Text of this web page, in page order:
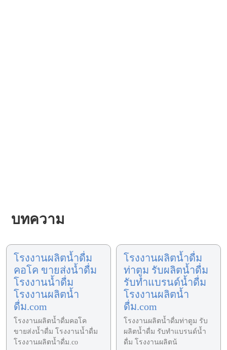
บทความ
โรงงานผลิตน้ำดื่ม
คอโค ขายส่งน้ำดื่ม
โรงงานน้ำดื่ม
โรงงานผลิตน้ำ
ดื่ม.com
โรงงานผลิตน้ำดื่มคอโค
ขายส่งน้ำดื่ม โรงงานน้ำดื่ม
โรงงานผลิตน้ำดื่ม.co
โรงงานผลิตน้ำดื่ม
ท่าตูม รับผลิตน้ำดื่ม
รับทำแบรนด์น้ำดื่ม
โรงงานผลิตน้ำ
ดื่ม.com
โรงงานผลิตน้ำดื่มท่าตูม รับ
ผลิตน้ำดื่ม รับทำแบรนด์น้ำ
ดื่ม โรงงานผลิตน้